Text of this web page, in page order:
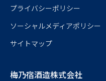
プライバシーポリシー
ソーシャルメディアポリシー
サイトマップ
梅乃宿酒造株式会社